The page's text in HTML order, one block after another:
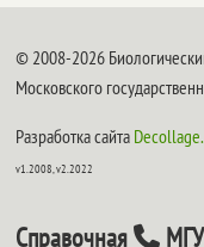
© 2008-2026
Московского
Разработка сайта
v1.2008, v2.2022
Справочная МГУ